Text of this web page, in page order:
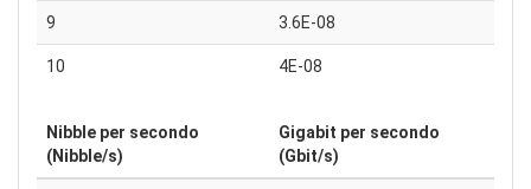
9 3.6E-08
10 4E-08
Nibble per secondo
(Nibble/s)
Gigabit per secondo
(Gbit/s)